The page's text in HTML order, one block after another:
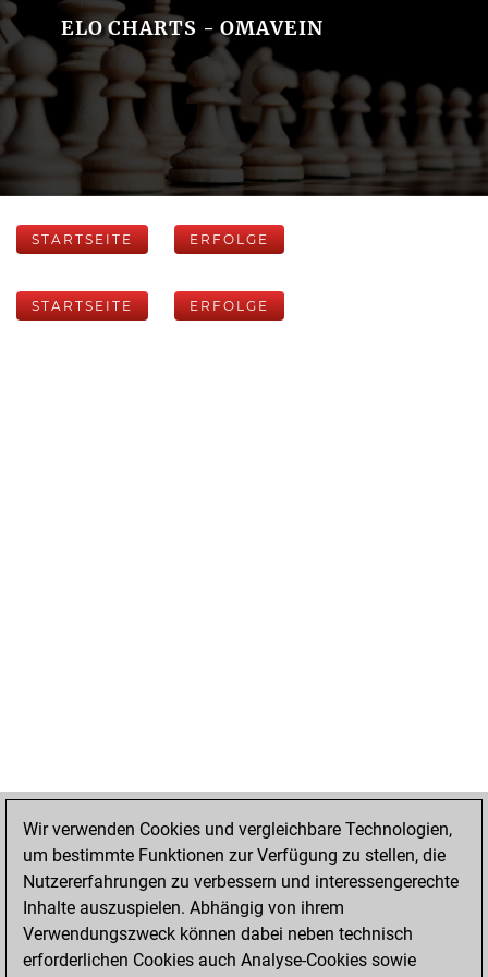
ELO CHARTS - OMAVEIN
STARTSEITE ERFOLGE
STARTSEITE ERFOLGE
Wir verwenden Cookies und vergleichbare Technologien,
um bestimmte Funktionen zur Verfügung zu stellen, die
Nutzererfahrungen zu verbessern und interessengerechte
Inhalte auszuspielen. Abhängig von ihrem
Verwendungszweck können dabei neben technisch
erforderlichen Cookies auch Analyse-Cookies sowie